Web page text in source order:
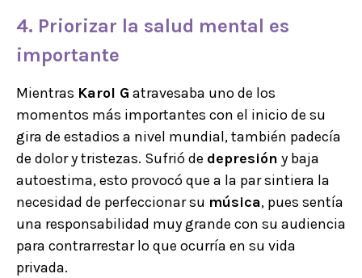
4. Priorizar la salud mental es
importante
Mientras Karol G atravesaba uno de los
momentos más importantes con el inicio de su
gira de estadios a nivel mundial, también padecía
de dolor y tristezas. Sufrió de depresión y baja
autoestima, esto provocó que a la par sintiera la
necesidad de perfeccionar su música, pues sentía
una responsabilidad muy grande con su audiencia
para contrarrestar lo que ocurría en su vida
privada.